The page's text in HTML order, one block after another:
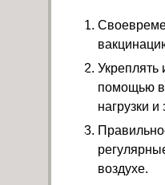
Укреплять
помощью
нагрузки
воздухе.